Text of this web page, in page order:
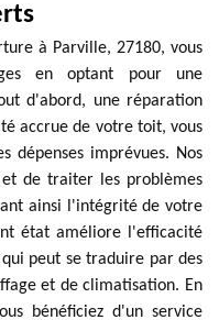
à Parville, 27180, vous
en optant pour une
d'abord, une réparation
accrue de votre toit, vous
dépenses imprévues. Nos
de traiter les problèmes
ainsi l'intégrité de votre
état améliore l'efficacité
peut se traduire par des
et de climatisation. En
bénéficiez d'un service